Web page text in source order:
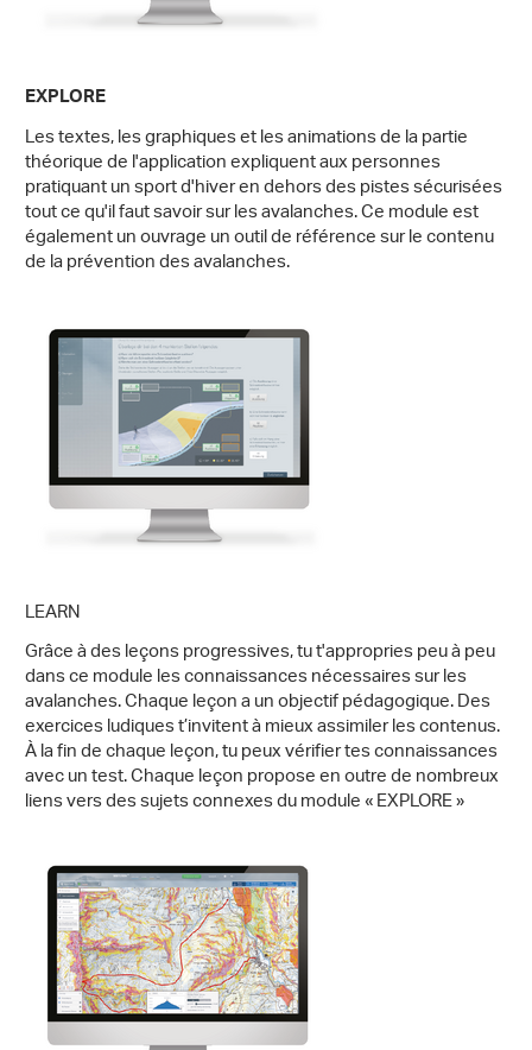
EXPLORE
Les textes, les graphiques et les animations de la partie
théorique de l'application expliquent aux personnes
pratiquant un sport d'hiver en dehors des pistes sécurisées
tout ce qu'il faut savoir sur les avalanches. Ce module est
également un ouvrage un outil de référence sur le contenu
de la prévention des avalanches.
LEARN
Grâce à des leçons progressives, tu t'appropries peu à peu
dans ce module les connaissances nécessaires sur les
avalanches. Chaque leçon a un objectif pédagogique. Des
exercices ludiques t’invitent à mieux assimiler les contenus.
À la fin de chaque leçon, tu peux vérifier tes connaissances
avec un test. Chaque leçon propose en outre de nombreux
liens vers des sujets connexes du module « EXPLORE »